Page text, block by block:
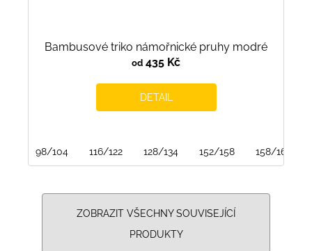
Bambusové triko námořnické pruhy modré
od 435 Kč
DETAIL
98/104 116/122 128/134 152/158 158/164
ZOBRAZIT VŠECHNY SOUVISEJÍCÍ
PRODUKTY